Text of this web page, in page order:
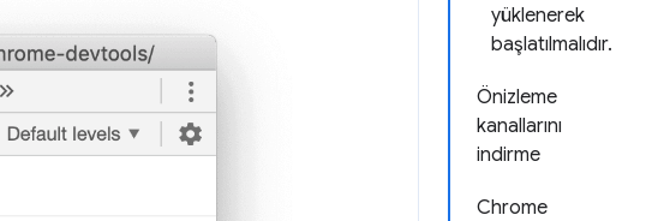
yüklenerek
başlatılmalıdır.
Önizleme
kanallarını
indirme
Chrome